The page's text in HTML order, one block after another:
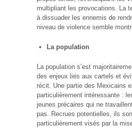
multipliant les provocations. La
à dissuader les ennemis de
niveau de violence semble
La population
La population s’est
des enjeux liés aux cartels et
récit. Une partie des Mexicains
particulièrement intéressante :
jeunes précaires qui ne
pas. Recrues potentielles, ils
particulièrement visés par la